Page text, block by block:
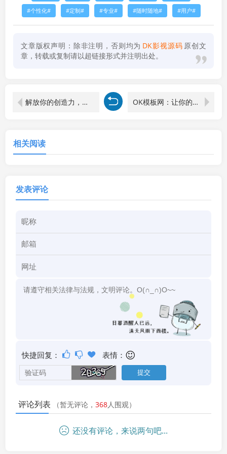
个性化 定制 专业 随时随地 用户
文章版权声明：除非注明，否则均为 DK影视源码 原创文
章，转载或复制请以超链接形式并注明出处。
解放你的创造力，尽在OK模板网 OK模板网：让你的文章脱颖而出
相关阅读
发表评论
快捷回复： 表情：
评论列表 （暂无评论， 368人围观）
还没有评论，来说两句吧...